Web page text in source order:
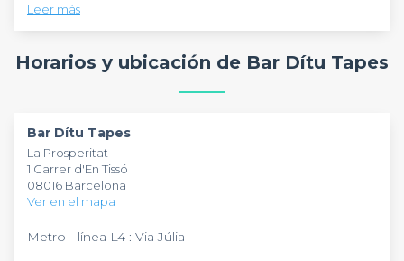
una experiencia auténtica catalana, este
ofrece un espacio acogedor donde disfrutarás de tapas
por su ambiente familiar y su capacidad para acoger
mientras ofrece el confort necesario para eventos
memorables.
Leer más
Horarios y ubicación de Bar Dítu Tapes
Bar Dítu Tapes
La Prosperitat
1 Carrer d'En Tissó
08016 Barcelona
Ver en el mapa
Metro - línea L4 : Via Júlia